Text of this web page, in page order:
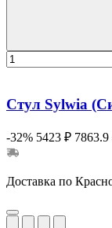
Стул Sylwia
-32% 5423 ₽ 7863.9
Доставка по